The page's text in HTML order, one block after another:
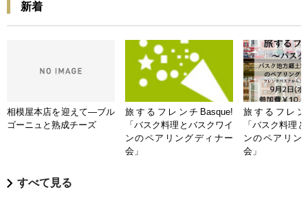
新着
相模屋本店を迎えて―ブル
ゴーニュと熟成チーズ
旅するフレンチBasque!
「バスク料理とバスクワイ
ンのペアリングディナー
会」
旅するフレン
「バスク料理
ンのペアリン
会」
すべて見る